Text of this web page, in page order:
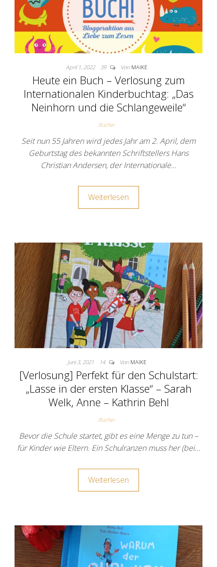
April 1, 2022 39 Von MAIKE
Heute ein Buch – Verlosung zum
Internationalen Kinderbuchtag: „Das
Neinhorn und die Schlangeweile“
Bücher
Seit nun 55 Jahren wird jedes Jahr am 2. April, dem
Geburtstag des bekannten Schriftstellers Hans
Christian Andersen, der Internationale…
Weiterlesen
Juni 3, 2021 14 Von MAIKE
[Verlosung] Perfekt für den Schulstart:
„Lasse in der ersten Klasse“ – Sarah
Welk, Anne – Kathrin Behl
Bücher
Bevor die Schule startet, gibt es eine Menge zu tun –
für Kinder wie Eltern. Ein Schulranzen muss her (bei…
Weiterlesen